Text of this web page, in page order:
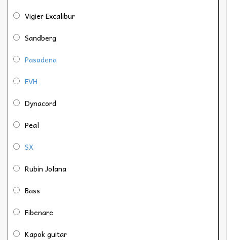
Vigier Excalibur
Sandberg
Pasadena
EVH
Dynacord
Peal
SX
Rubin Jolana
Bass
Fibenare
Kapok guitar